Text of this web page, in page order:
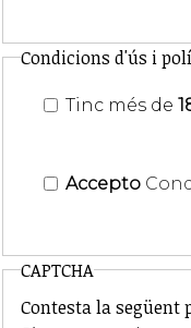
Condicions d'ús i
Tinc més de
Accepto
CAPTCHA
Contesta la següent